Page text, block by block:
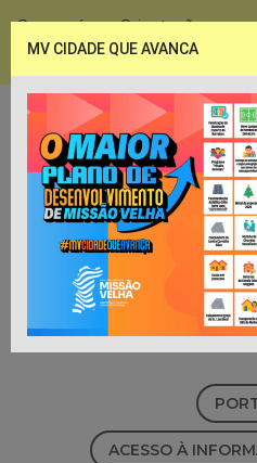
Coronavírus - Orientações e
ACESSO À
MV CIDADE QUE AVANCA